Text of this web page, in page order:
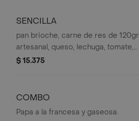
SENCILLA
pan brioche, carne de res de 120gr
artesanal, queso, lechuga, tomate,
cebolla grille, salsas
$ 15.375
COMBO
Papa a la francesa y gaseosa.